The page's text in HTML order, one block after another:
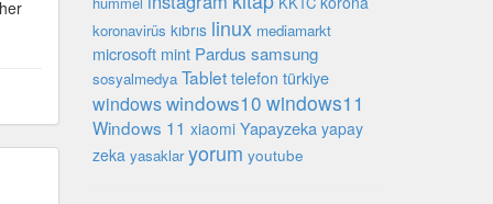
koronavirüs kıbrıs linux mediamarkt
microsoft mint Pardus samsung
sosyalmedya Tablet telefon türkiye
windowswindows10 windows11
Windows 11 xiaomi Yapayzeka yapay
zeka yasaklar yorum youtube